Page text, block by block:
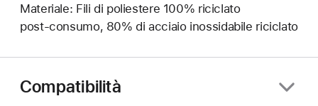
Materiale: Fili di poliestere 100% riciclato
post‑consumo, 80% di acciaio inossidabile riciclato
Compatibilità